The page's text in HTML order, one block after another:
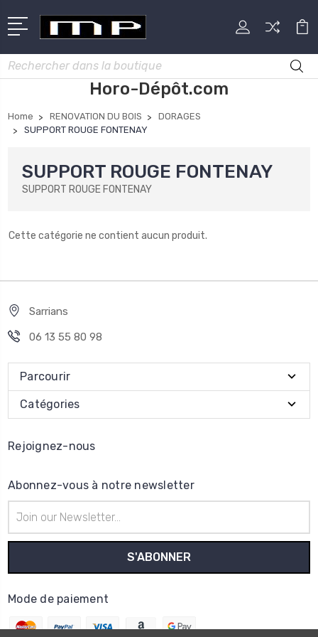
Rechercher
Horo-Dépôt.com
Home RENOVATION DU BOIS
DORAGES
SUPPORT ROUGE FONTENAY
SUPPORT ROUGE FONTENAY
SUPPORT ROUGE FONTENAY
Cette catégorie ne contient aucun produit.
Sarrians
06 13 55 80 98
Parcourir
Catégories
Rejoignez-nous
Abonnez-vous à notre newsletter
e-
mail
Mode de paiement